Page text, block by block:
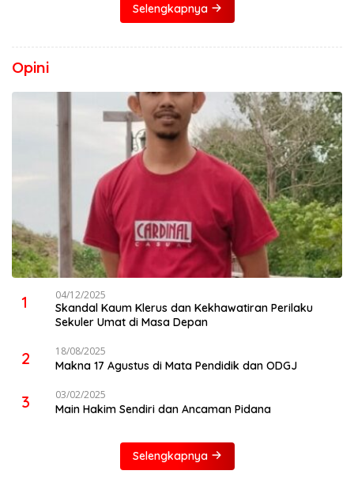
Selengkapnya
Opini
1 04/12/2025
Skandal Kaum Klerus dan Kekhawatiran Perilaku
Sekuler Umat di Masa Depan
2 18/08/2025
Makna 17 Agustus di Mata Pendidik dan ODGJ
3 03/02/2025
Main Hakim Sendiri dan Ancaman Pidana
Selengkapnya